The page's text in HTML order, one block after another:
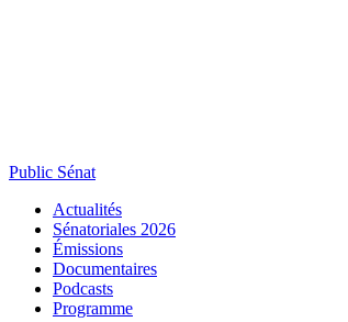
Public Sénat
Actualités
Sénatoriales 2026
Émissions
Documentaires
Podcasts
Programme